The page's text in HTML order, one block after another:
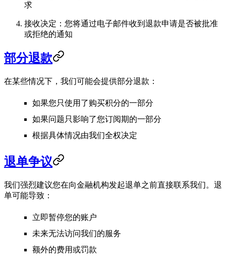
求
接收决定 ：您将通过电子邮件收到退款申请是否被批准
或拒绝的通知
部分退款
在某些情况下，我们可能会提供部分退款：
如果您只使用了购买积分的一部分
如果问题只影响了您订阅期的一部分
根据具体情况由我们全权决定
退单争议
我们强烈建议您在向金融机构发起退单之前直接联系我们。退
单可能导致：
立即暂停您的账户
未来无法访问我们的服务
额外的费用或罚款